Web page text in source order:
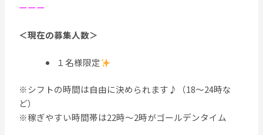
ーーー
＜現在の募集人数＞
１名様限定
※シフトの時間は自由に決められます♪（18～24時な
ど）
※稼ぎやすい時間帯は22時～2時がゴールデンタイム